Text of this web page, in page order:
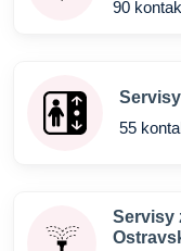
90
55
Servisy